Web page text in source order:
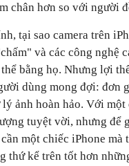
chân hơn so với người
tại sao camera trên
và các công nghệ
bằng họ. Nhưng lợi
dùng mong đợi: đơn
ảnh hoàn hảo. Với một
tuyệt vời, nhưng để
một chiếc iPhone
thứ kể trên tốt hơn